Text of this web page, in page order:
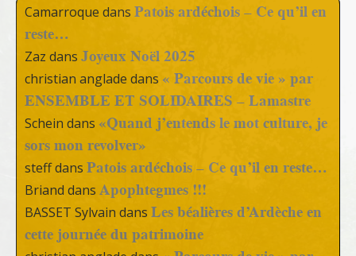
Camarroque dans Patois ardéchois – Ce qu’il en
reste…
Zaz dans Joyeux Noël 2025
christian anglade dans « Parcours de vie » par
ENSEMBLE ET SOLIDAIRES – Lamastre
Schein dans «Quand j’entends le mot culture, je
sors mon revolver»
steffdans Patois ardéchois – Ce qu’il en reste…
Briand dans Apophtegmes !!!
BASSET Sylvain dans Les béalières d’Ardèche en
cette journée du patrimoine